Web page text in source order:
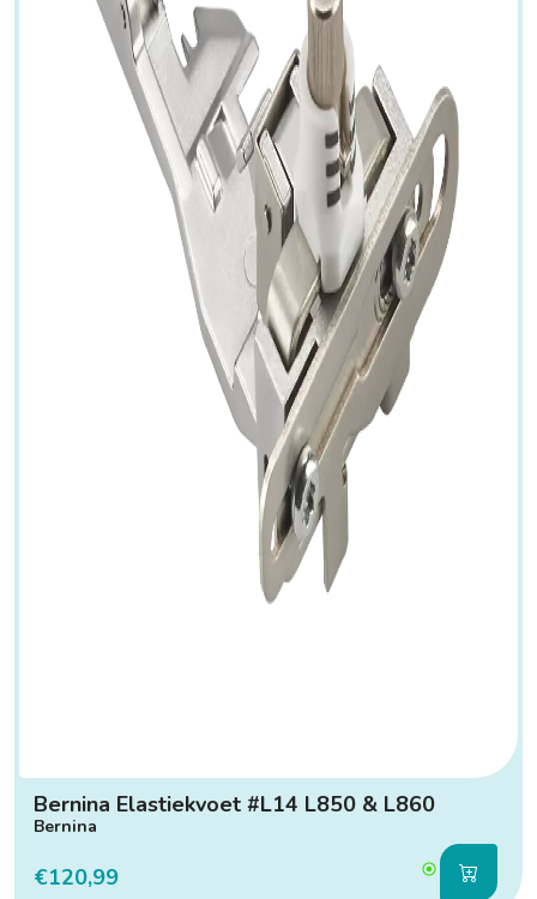
Bernina Elastiekvoet #L14 L850 & L860
Bernina
€120,99